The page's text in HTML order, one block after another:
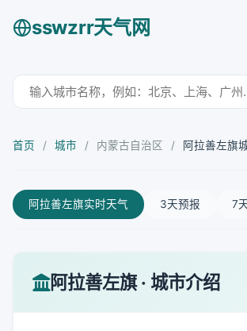
sswzrr天气网
首页 / 城市 / 内蒙古自治区 / 阿拉善左旗
阿拉善左旗实时天气 3天预报 7
阿拉善左旗 · 城市介绍